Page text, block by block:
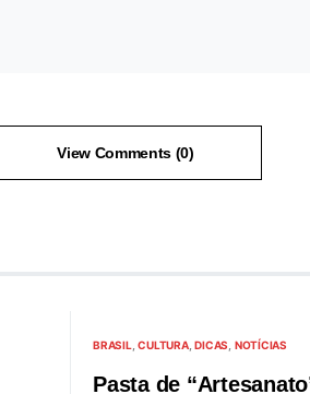
View Comments (0)
BRASIL CULTURA DICAS NOTÍCIAS
Pasta de